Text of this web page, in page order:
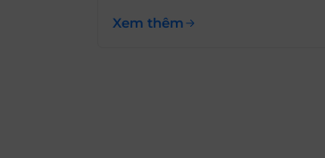
“gương mặt” giúp nội dung
dấu ấn đầu tiên với người
Xem thêm